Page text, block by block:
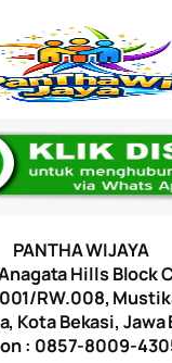
PANTHA WIJAYA
Hills Block
RW.008,
Kota Bekasi, Jawa
: 0857-8009-